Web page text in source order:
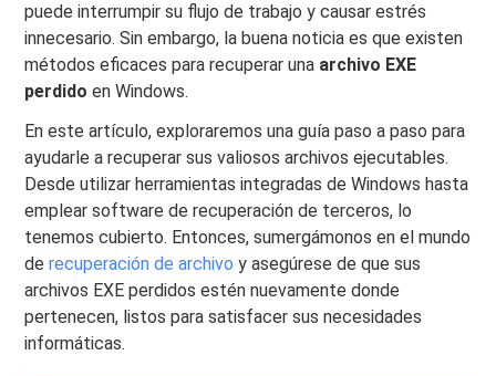
puede interrumpir su flujo de trabajo y causar estrés
innecesario. Sin embargo, la buena noticia es que existen
métodos eficaces para recuperar una archivo EXE
perdido en Windows.
En este artículo, exploraremos una guía paso a paso para
ayudarle a recuperar sus valiosos archivos ejecutables.
Desde utilizar herramientas integradas de Windows hasta
emplear software de recuperación de terceros, lo
tenemos cubierto. Entonces, sumergámonos en el mundo
derecuperación de archivo y asegúrese de que sus
archivos EXE perdidos estén nuevamente donde
pertenecen, listos para satisfacer sus necesidades
informáticas.